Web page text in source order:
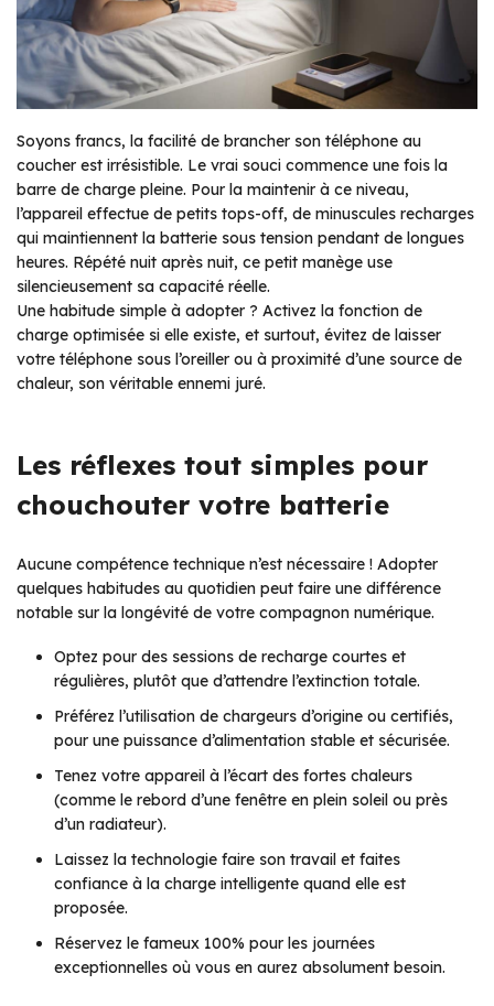
Soyons francs, la facilité de brancher son téléphone au
coucher est irrésistible. Le vrai souci commence une fois la
barre de charge pleine. Pour la maintenir à ce niveau,
l’appareil effectue de petits tops-off, de minuscules recharges
qui maintiennent la batterie sous tension pendant de longues
heures. Répété nuit après nuit, ce petit manège use
silencieusement sa capacité réelle.
Une habitude simple à adopter ? Activez la fonction de
charge optimisée si elle existe, et surtout, évitez de laisser
votre téléphone sous l’oreiller ou à proximité d’une source de
chaleur, son véritable ennemi juré.
Les réflexes tout simples pour
chouchouter votre batterie
Aucune compétence technique n’est nécessaire ! Adopter
quelques habitudes au quotidien peut faire une différence
notable sur la longévité de votre compagnon numérique.
Optez pour des sessions de recharge courtes et
régulières, plutôt que d’attendre l’extinction totale.
Préférez l’utilisation de chargeurs d’origine ou certifiés,
pour une puissance d’alimentation stable et sécurisée.
Tenez votre appareil à l’écart des fortes chaleurs
(comme le rebord d’une fenêtre en plein soleil ou près
d’un radiateur).
Laissez la technologie faire son travail et faites
confiance à la charge intelligente quand elle est
proposée.
Réservez le fameux 100% pour les journées
exceptionnelles où vous en aurez absolument besoin.